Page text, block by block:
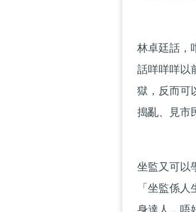
林卓廷話，
話咩咩咩以
獄，反而可
搗亂、見市
坐監又可以
「坐監係
身達人，唔